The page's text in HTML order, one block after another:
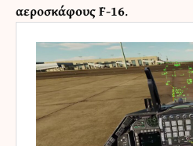
αεροσκάφους F-16.